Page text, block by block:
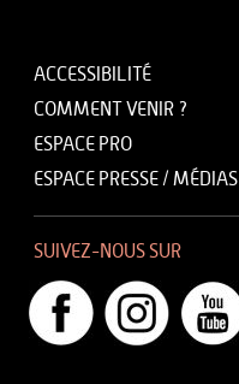
ACCESSIBILITÉ
COMMENT VENIR ?
ESPACE PRO
ESPACE PRESSE / MÉDIAS
SUIVEZ-NOUS SUR